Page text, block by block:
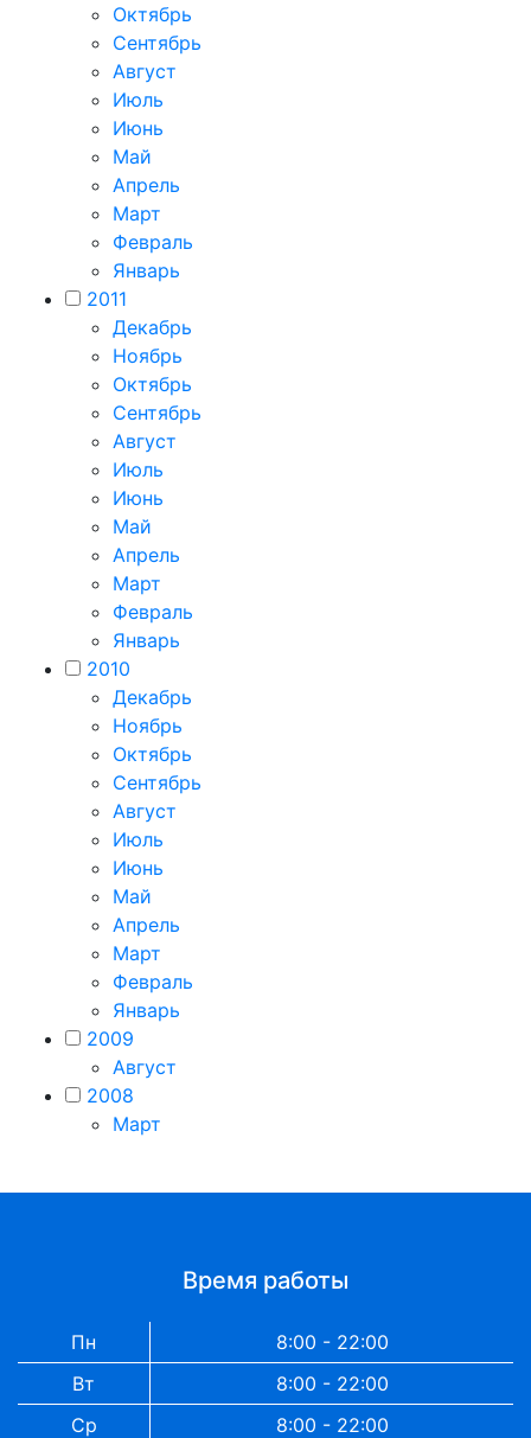
Октябрь
Сентябрь
Август
Июль
Июнь
Май
Апрель
Март
Февраль
Январь
2011
Декабрь
Ноябрь
Октябрь
Сентябрь
Август
Июль
Июнь
Май
Апрель
Март
Февраль
Январь
2010
Декабрь
Ноябрь
Октябрь
Сентябрь
Август
Июль
Июнь
Май
Апрель
Март
Февраль
Январь
2009
Август
2008
Март
Время работы
Пн
8:00 - 22:00
Вт
8:00 - 22:00
Ср
8:00 - 22:00